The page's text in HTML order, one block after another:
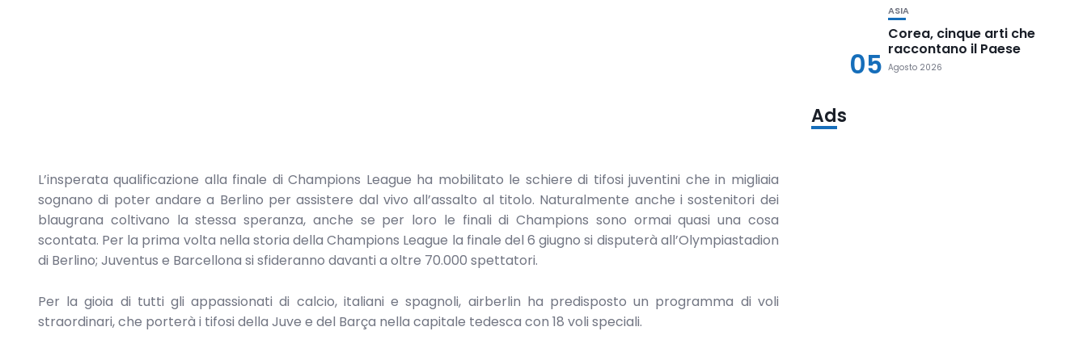
L’insperata qualificazione alla finale di Champions League ha mobilitato le schiere di tifosi juventini che in migliaia
sognano di poter andare a Berlino per assistere dal vivo all’assalto al titolo. Naturalmente anche i sostenitori dei
blaugrana coltivano la stessa speranza, anche se per loro le finali di Champions sono ormai quasi una cosa
scontata. Per la prima volta nella storia della Champions League la finale del 6 giugno si disputerà all’Olympiastadion
di Berlino; Juventus e Barcellona si sfideranno davanti a oltre 70.000 spettatori.
Per la gioia di tutti gli appassionati di calcio, italiani e spagnoli, airberlin ha predisposto un programma di voli
straordinari, che porterà i tifosi della Juve e del Barça nella capitale tedesca con 18 voli speciali.
05
ASIA
Corea, cinque arti che
raccontano il Paese
Agosto 2026
Ads